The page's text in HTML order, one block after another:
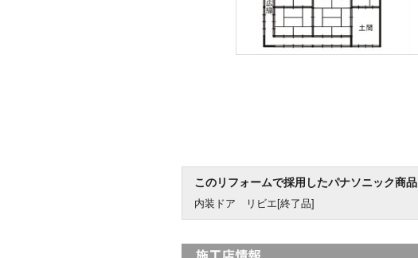
このリフォームで採用したパナソニック商品
内装ドア リビエ[終了品]